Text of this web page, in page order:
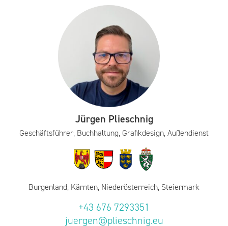
Jürgen Plieschnig
Geschäftsführer, Buchhaltung, Grafikdesign, Außendienst
Burgenland, Kärnten, Niederösterreich, Steiermark
+43 676 7293351
juergen@plieschnig.eu